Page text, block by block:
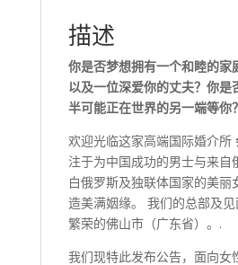
描述
你是否梦想拥有一个和睦的家
以及一位深爱你的丈夫？你是
半可能正在世界的另一端等你？
欢迎光临这家高端国际婚介所
注于为中国成功的男士与来自
白俄罗斯及独联体国家的美丽
造美满姻缘。 我们的总部及
繁荣的佛山市（广东省）。.
我们现特此发布公告，面向女